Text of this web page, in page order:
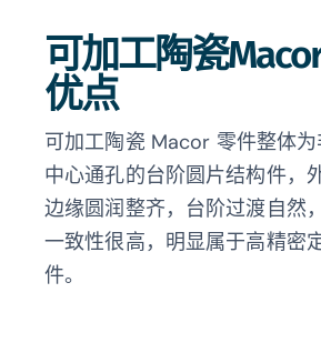
可加工陶瓷
优点
可加工陶瓷 Macor 零件整体
中心通孔的台阶圆片结构件，
边缘圆润整齐，台阶过渡自然
一致性很高，明显属于高精密
件。